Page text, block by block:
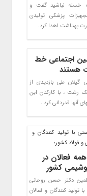
خسته نباشید گفت و
پزشکی تولیدی
بهداشت اهدا کرد.
اجتماعی خط
هستند
گیلان طی بازدیدی از
رشت ، با کارکنان این
آنها قدردانی کرد .
با تولید کنندگان و
و فولاد کشور:
فعالان در
کشور
دکتر حسن روحانی
تولید کنندگان و فعالان